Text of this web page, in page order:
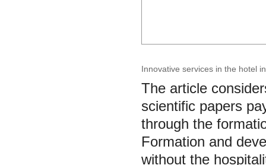
Innovative services in the hotel
The article
scientific papers
through the
Formation and
without the